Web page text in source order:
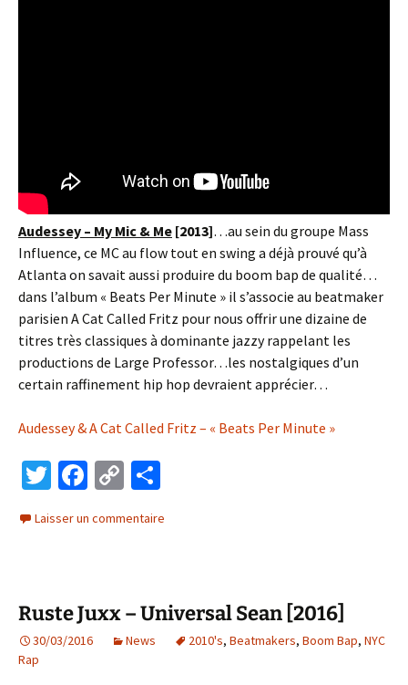
Audessey – My Mic & Me [2013]…au sein du groupe Mass
Influence, ce MC au flow tout en swing a déjà prouvé qu’à
Atlanta on savait aussi produire du boom bap de qualité…
dans l’album « Beats Per Minute » il s’associe au beatmaker
parisien A Cat Called Fritz pour nous offrir une dizaine de
titres très classiques à dominante jazzy rappelant les
productions de Large Professor…les nostalgiques d’un
certain raffinement hip hop devraient apprécier…
Audessey & A Cat Called Fritz – « Beats Per Minute »
T
tt
Fa
b
k
C
p
n
k
ta
Laisser un commentaire
Ruste Juxx – Universal Sean [2016]
30/03/2016 News 2010's, Beatmakers, Boom Bap, NYC
Rap